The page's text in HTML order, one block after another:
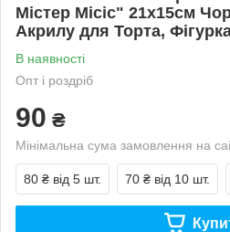
Містер Місіс" 21х15cм
Акрилу для Торта,
В наявності
Опт і роздріб
90 ₴
Мінімальна сума замовлення на
80 ₴ від 5 шт. 70 ₴ від 10 шт.